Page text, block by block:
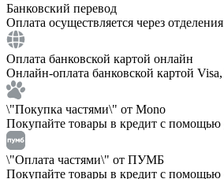
Банковский перевод
Оплата осуществляется через
Оплата банковской картой онлайн
Онлайн-оплата банковской картой
\"Покупка частями\" от Mono
Покупайте товары в кредит с помощью
\"Оплата частями\" от ПУМБ
Покупайте товары в кредит с помощью